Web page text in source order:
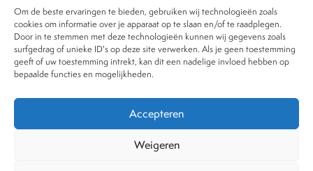
Om de beste ervaringen te bieden, gebruiken wij technologieën zoals
cookies om informatie over je apparaat op te slaan en/of te raadplegen.
Door in te stemmen met deze technologieën kunnen wij gegevens zoals
surfgedrag of unieke ID's op deze site verwerken. Als je geen toestemming
geeft of uw toestemming intrekt, kan dit een nadelige invloed hebben op
bepaalde functies en mogelijkheden.
Accepteren
Weigeren
Over VtdK
Contact
Nieuws
Behandelwijzen
Dossiers
Tijdschrift